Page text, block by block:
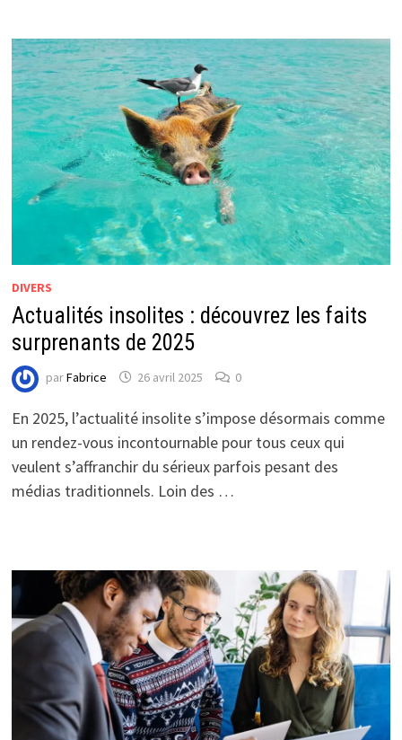
DIVERS
Actualités insolites : découvrez les faits
surprenants de 2025
parFabrice 26 avril 2025 0
En 2025, l’actualité insolite s’impose désormais comme
un rendez-vous incontournable pour tous ceux qui
veulent s’affranchir du sérieux parfois pesant des
médias traditionnels. Loin des …